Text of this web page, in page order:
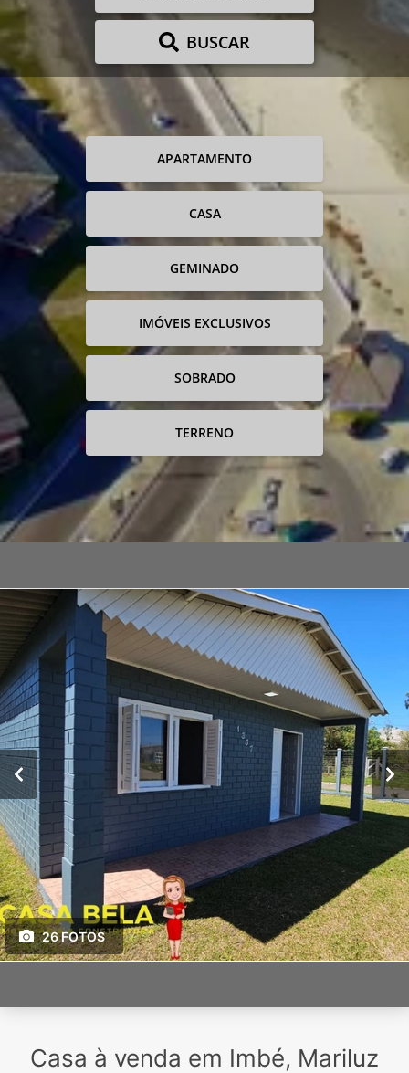
BUSCAR
APARTAMENTO
CASA
GEMINADO
IMÓVEIS EXCLUSIVOS
SOBRADO
TERRENO
26 FOTOS
Casa à venda em Imbé, Mariluz